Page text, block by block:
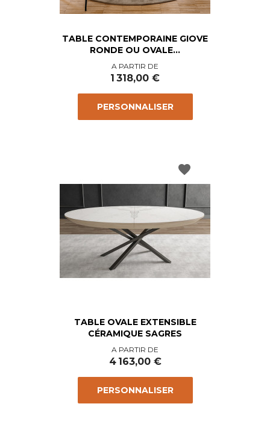
TABLE CONTEMPORAINE GIOVE
RONDE OU OVALE...
Prix
A PARTIR DE
1 318,00 €
PERSONNALISER
TABLE OVALE EXTENSIBLE
CÉRAMIQUE SAGRES
Prix
A PARTIR DE
4 163,00 €
PERSONNALISER
favorite